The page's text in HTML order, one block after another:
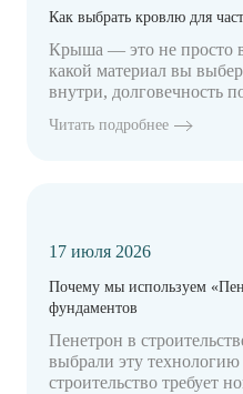
Как выбрать кровлю для
Крыша — это не просто
какой материал вы
внутри, долговечность
Читать подробнее
17 июля 2026
Почему мы используем
фундаментов
Пенетрон в
выбрали эту
строительство требует